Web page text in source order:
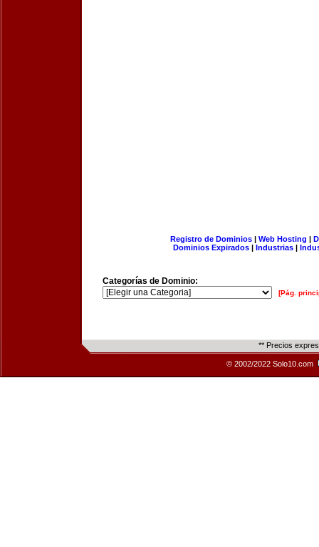
Registro de Dominios| Web Hosting |
Dominios Expirados | Industrias |
Categorías de Dominio:
[Pág.
** Precios
© 2002/2022 Solo10.com